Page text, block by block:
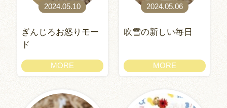
2024.05.10
ぎんじろお怒りモー
ド
MORE
2024.05.06
吹雪の新しい毎日
MORE